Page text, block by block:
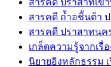
สารคดี ถ้ำอชิันต้า ป
สารคดี ปราสาทนค
เกล็ดความรู้จากเรื่
นิยายอิงหลักธรรม